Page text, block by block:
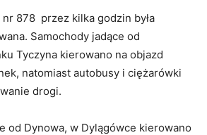
878 przez kilka godzin była
Samochody jadące od
Tyczyna kierowano na objazd
natomiast autobusy i ciężarówki
drogi.
od Dynowa, w Dylągówce kierowano